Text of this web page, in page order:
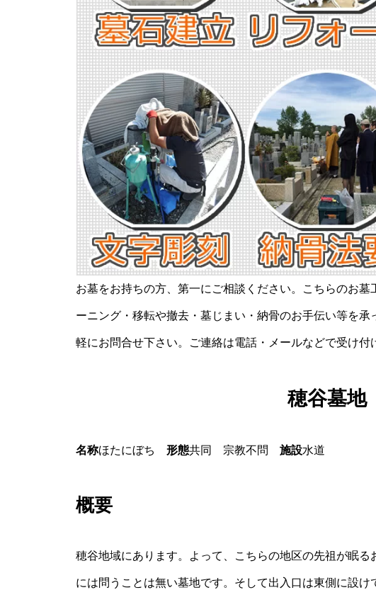
お墓をお持ちの方、第一にご相談ください。こちらのお墓
ーニング・移転や撤去・墓じまい・納骨のお手伝い等を
軽にお問合せ下さい。ご連絡は電話・メールなどで受け付
穂谷墓地
名称ほたにぼち 形態共同 宗教不問 施設水道
概要
穂谷地域にあります。よって、こちらの地区の先祖が眠
には問うことは無い墓地です。そして出入口は東側に設